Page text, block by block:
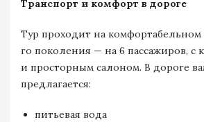
Транспорт и комфорт в дороге
Тур проходит на комфортабельном
го поколения — на 6 пассажиров,
и просторным салоном. В дороге
предлагается:
питьевая вода